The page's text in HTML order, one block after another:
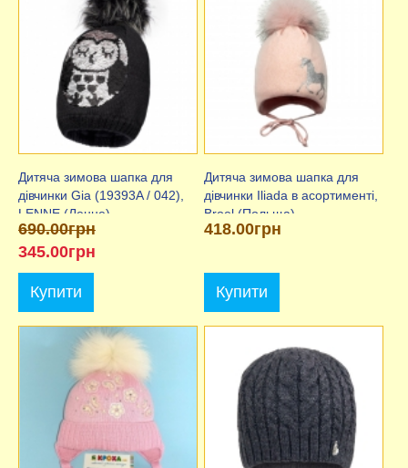
Дитяча зимова шапка для
дівчинки Gia (19393A / 042),
LENNE (Ленне)
690.00грн
345.00грн
Купити
Дитяча зимова шапка для
дівчинки Iliada в асортименті,
Broel (Польща)
418.00грн
Купити